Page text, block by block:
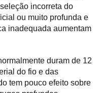
incorreta do
ou muito profunda e
inadequada aumentam
duram de 12
do fio e das
tem pouco efeito sobre